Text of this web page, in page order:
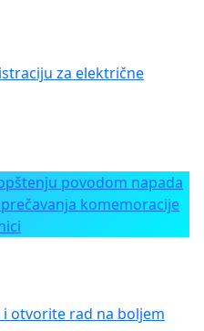
za električne
povodom napada
komemoracije
otvorite rad na boljem